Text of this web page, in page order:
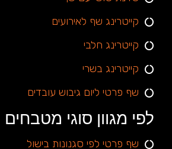
קייטרינג שף לאירועים
קייטרינג חלבי
קייטרינג בשרי
שף פרטי ליום גיבוש עובדים
לפי מגוון סוגי מטבחים
שף פרטי לפי סגנונות בישול